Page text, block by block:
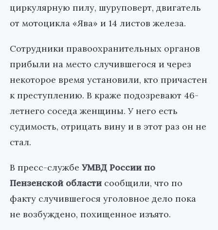
циркулярную пилу, шуруповерт, двигатель
от мотоцикла «Ява» и 14 листов железа.
Сотрудники правоохранительных органов
прибыли на место случившегося и через
некоторое время установили, кто причастен
к преступлению. В краже подозревают 46-
летнего соседа женщины. У него есть
судимость, отрицать вину и в этот раз он не
стал.
В пресс-службе УМВД России по
Пензенской области сообщили, что по
факту случившегося уголовное дело пока
не возбуждено, похищенное изъято.